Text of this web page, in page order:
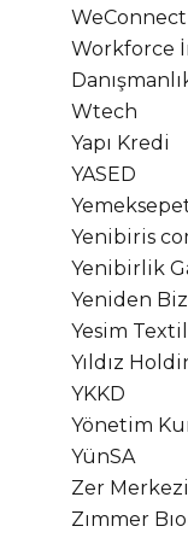
WeConnect
Workforce
Wtech
Yapı Kredi
YASED
Yenibiris
Yenibirlik
Yeniden
Yesim
Yıldız
YKKD
Yönetim
YünSA
Zer Merkezi
Zımmer